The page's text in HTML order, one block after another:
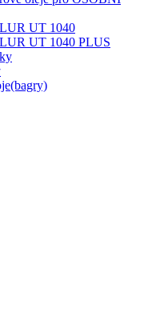
UT 1040
UT 1040 PLUS